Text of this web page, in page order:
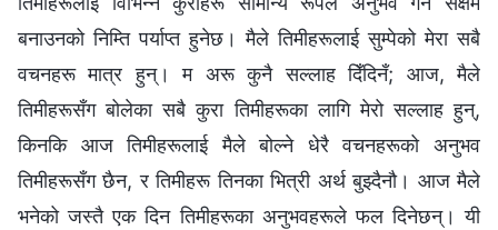
बनाउनको निम्ति पर्याप्त हुनेछ। मैले तिमीहरूलाई सुम्पेको मेरा सबै
वचनहरू मात्र हुन्। म अरू कुनै सल्लाह दिँदिनँ; आज, मैले
तिमीहरूसँग बोलेका सबै कुरा तिमीहरूका लागि मेरो सल्लाह हुन्,
किनकि आज तिमीहरूलाई मैले बोल्ने धेरै वचनहरूको अनुभव
तिमीहरूसँग छैन, र तिमीहरू तिनका भित्री अर्थ बुझ्दैनौ। आज मैले
भनेको जस्तै एक दिन तिमीहरूका अनुभवहरूले फल दिनेछन्। यी